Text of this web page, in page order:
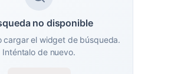
no disponible
cargar el widget de búsqueda.
Inténtalo de nuevo.